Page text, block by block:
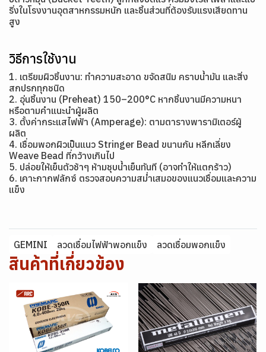
ริ่งในโรงงานอุตสาหกรรมหนัก และชิ้นส่วนที่ต้องรับแรงเสียดทาน
สูง
วิธีการใช้งาน
1. เตรียมผิวชิ้นงาน: ทำความสะอาด ขจัดสนิม คราบน้ำมัน และสิ่ง
สกปรกทุกชนิด
2. อุ่นชิ้นงาน (Preheat) 150–200°C หากชิ้นงานมีความหนา
หรือตามคำแนะนำผู้ผลิต
3. ตั้งค่ากระแสไฟฟ้า (Amperage): ตามตารางพารามิเตอร์ผู้
ผลิต
4. เชื่อมพอกผิวเป็นแนว Stringer Bead ขนานกัน หลีกเลี่ยง
Weave Bead ที่กว้างเกินไป
5. ปล่อยให้เย็นตัวช้าๆ ห้ามชุบน้ำเย็นทันที (อาจทำให้แตกร้าว)
6. เคาะกากฟลักซ์ ตรวจสอบความสม่ำเสมอของแนวเชื่อมและความ
แข็ง
GEMINI ลวดเชื่อมไฟฟ้าพอกแข็ง ลวดเชื่อมพอกแข็ง
สินค้าที่เกี่ยวข้อง